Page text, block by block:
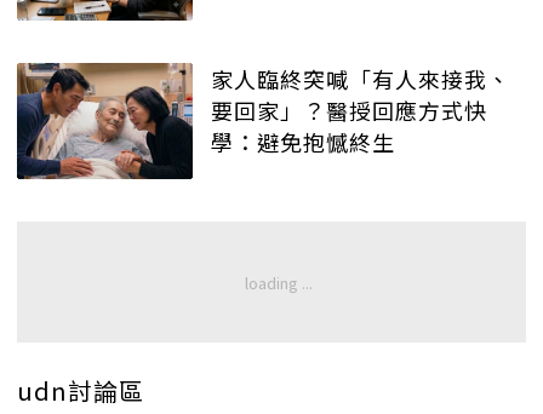
家人臨終突喊「有人來接我、
要回家」？醫授回應方式快
學：避免抱憾終生
udn討論區